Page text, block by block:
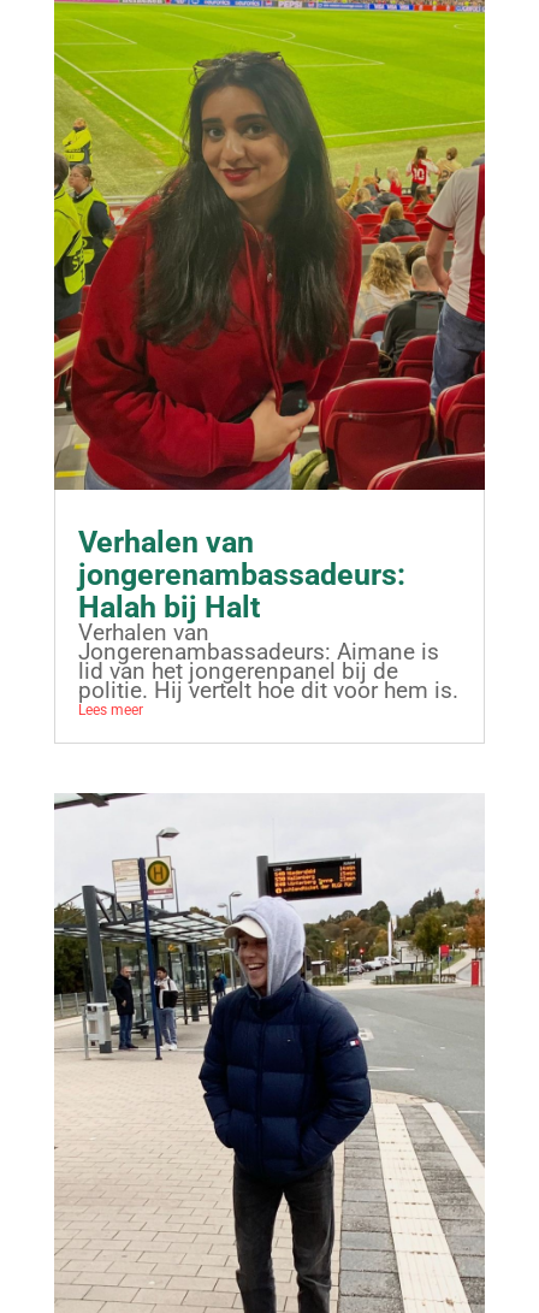
Verhalen van
jongerenambassadeurs:
Halah bij Halt
Verhalen van
Jongerenambassadeurs: Aimane is
lid van het jongerenpanel bij de
politie. Hij vertelt hoe dit voor hem is.
Lees meer